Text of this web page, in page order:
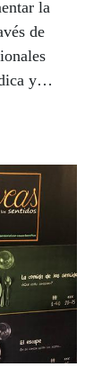
la
de
y